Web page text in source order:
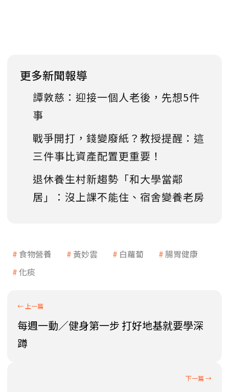
更多新聞報導
譚敦慈：迎接一個人老後，先想5件
事
戰爭開打，錢變廢紙？教授提醒：這
三件事比資產配置更重要！
退休養生村新趨勢「和大學當鄰
居」：沒上課不能住、宿舍變養老房
食物營養 黃妙雲 白蘿蔔
腸胃健康
化痰
每週一動／健身第一步 打好地基就要學深
蹲